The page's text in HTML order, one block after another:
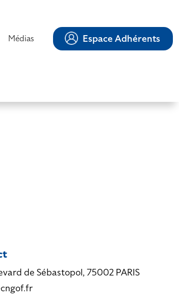
Médias Espace Adhérents
de Sébastopol, 75002 PARIS